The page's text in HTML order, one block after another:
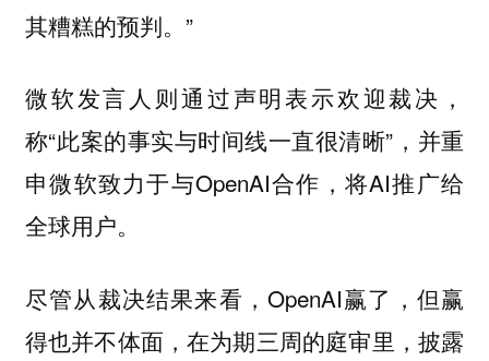
其糟糕的预判。”
微软发言人则通过声明表示欢迎裁决，
称“此案的事实与时间线一直很清晰”，并重
申微软致力于与OpenAI合作，将AI推广给
全球用户。
尽管从裁决结果来看，OpenAI赢了，但赢
得也并不体面，在为期三周的庭审里，披露